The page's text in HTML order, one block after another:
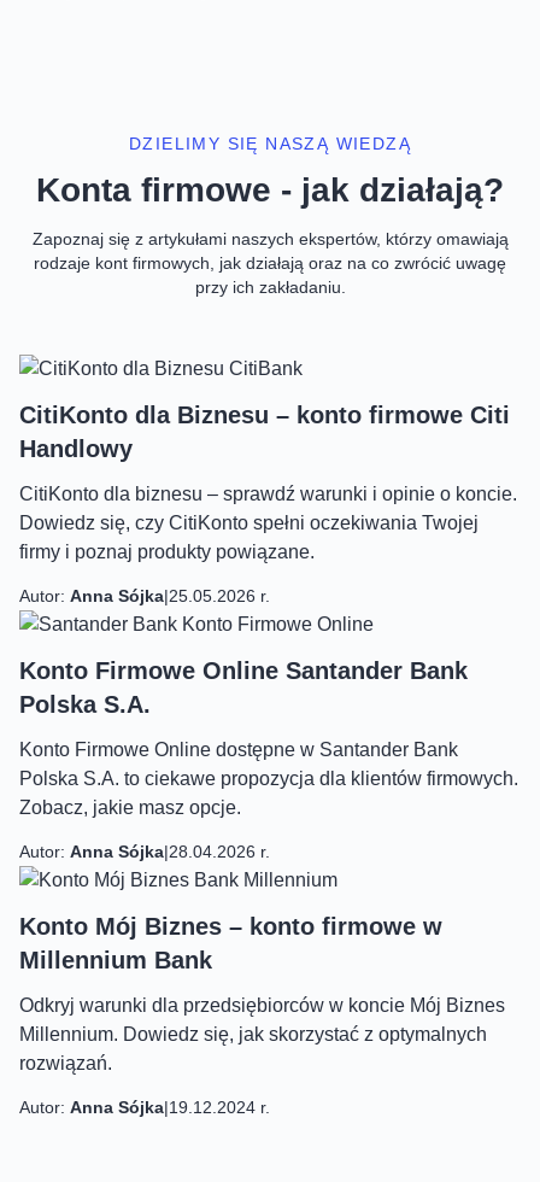
DZIELIMY SIĘ NASZĄ WIEDZĄ
Konta firmowe - jak działają?
Zapoznaj się z artykułami naszych ekspertów, którzy omawiają
rodzaje kont firmowych, jak działają oraz na co zwrócić uwagę
przy ich zakładaniu.
CitiKonto dla Biznesu – konto firmowe Citi
Handlowy
CitiKonto dla biznesu – sprawdź warunki i opinie o koncie.
Dowiedz się, czy CitiKonto spełni oczekiwania Twojej
firmy i poznaj produkty powiązane.
Autor: Anna Sójka|25.05.2026 r.
Konto Firmowe Online Santander Bank
Polska S.A.
Konto Firmowe Online dostępne w Santander Bank
Polska S.A. to ciekawe propozycja dla klientów firmowych.
Zobacz, jakie masz opcje.
Autor: Anna Sójka|28.04.2026 r.
Konto Mój Biznes – konto firmowe w
Millennium Bank
Odkryj warunki dla przedsiębiorców w koncie Mój Biznes
Millennium. Dowiedz się, jak skorzystać z optymalnych
rozwiązań.
Autor: Anna Sójka|19.12.2024 r.